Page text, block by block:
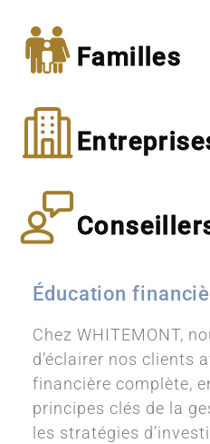
Familles
Éducation
Chez WHITEMONT,
d’éclairer nos clients
financière complète,
principes clés de la
les stratégies